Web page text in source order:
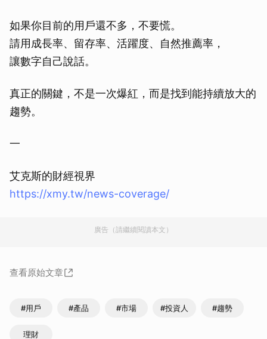
如果你目前的用戶還不多，不要慌。
請用成長率、留存率、活躍度、自然推薦率，
讓數字自己說話。
真正的關鍵，不是一次爆紅，而是找到能持續放大的
趨勢。
一
艾克斯的財經視界
https://xmy.tw/news-coverage/
廣告（請繼續閱讀本文）
查看原始文章
#用戶 #產品 #市場 #投資人 #趨勢
理財